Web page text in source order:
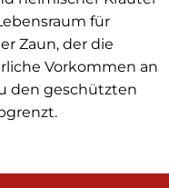
für
Zaun, der die
Vorkommen an
den geschützten